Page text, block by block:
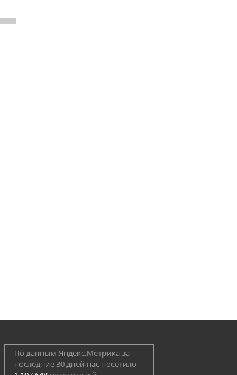
По данным Яндекс.Метрика за
последние 30 дней нас посетило